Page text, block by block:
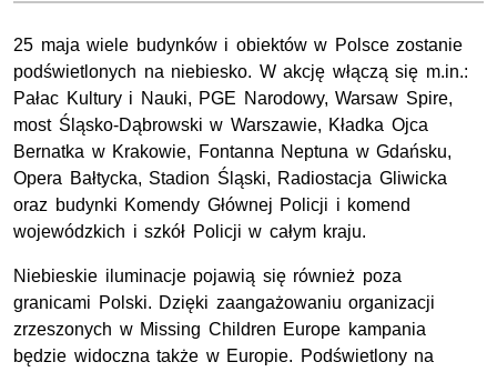
25 maja wiele budynków i obiektów w Polsce zostanie
podświetlonych na niebiesko. W akcję włączą się m.in.:
Pałac Kultury i Nauki, PGE Narodowy,Warsaw Spire,
most Śląsko-Dąbrowski w Warszawie, Kładka Ojca
Bernatka w Krakowie, Fontanna Neptuna w Gdańsku,
Opera Bałtycka, Stadion Śląski, Radiostacja Gliwicka
oraz budynki Komendy Głównej Policji i komend
wojewódzkich i szkół Policji w całym kraju.
Niebieskie iluminacje pojawią się również poza
granicami Polski. Dzięki zaangażowaniu organizacji
zrzeszonych w Missing Children Europe kampania
będzie widoczna także w Europie. Podświetlony na